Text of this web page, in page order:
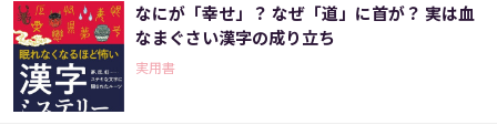
なにが「幸せ」？ なぜ「道」に首が？ 実は血
なまぐさい漢字の成り立ち
実用書